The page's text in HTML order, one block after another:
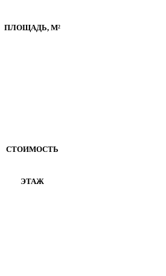
ПЛОЩАДЬ, М²
СТОИМОСТЬ
ЭТАЖ